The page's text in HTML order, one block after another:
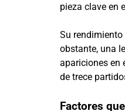
pieza clave en
Su
obstante, una
apariciones en
de trece
Factores